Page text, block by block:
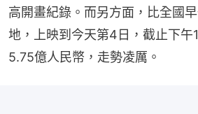
高開畫紀錄。而另方面，比全國
地，上映到今天第4日，截止下午
5.75億人民幣，走勢凌厲。